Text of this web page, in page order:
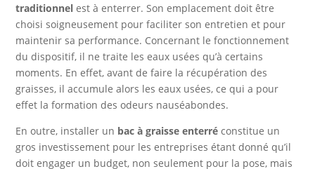
traditionnel est à enterrer. Son emplacement doit être
choisi soigneusement pour faciliter son entretien et pour
maintenir sa performance. Concernant le fonctionnement
du dispositif, il ne traite les eaux usées qu’à certains
moments. En effet, avant de faire la récupération des
graisses, il accumule alors les eaux usées, ce qui a pour
effet la formation des odeurs nauséabondes.
En outre, installer un bac à graisse enterré constitue un
gros investissement pour les entreprises étant donné qu’il
doit engager un budget, non seulement pour la pose, mais